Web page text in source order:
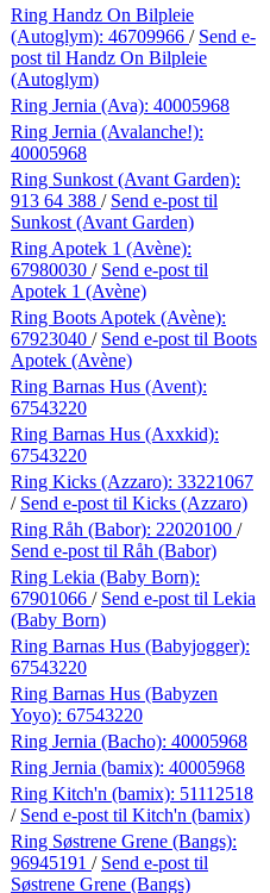
Ring Handz On Bilpleie
(Autoglym): 46709966 / Send e-
post til Handz On Bilpleie
(Autoglym)
Ring Jernia (Ava): 40005968
Ring Jernia (Avalanche!):
40005968
Ring Sunkost (Avant Garden):
913 64 388 / Send e-post til
Sunkost (Avant Garden)
Ring Apotek 1 (Avène):
67980030 / Send e-post til
Apotek 1 (Avène)
Ring Boots Apotek (Avène):
67923040 / Send e-post til Boots
Apotek (Avène)
Ring Barnas Hus (Avent):
67543220
Ring Barnas Hus (Axxkid):
67543220
Ring Kicks (Azzaro): 33221067
/ Send e-post til Kicks (Azzaro)
Ring Råh (Babor): 22020100 /
Send e-post til Råh (Babor)
Ring Lekia (Baby Born):
67901066 / Send e-post til Lekia
(Baby Born)
Ring Barnas Hus (Babyjogger):
67543220
Ring Barnas Hus (Babyzen
Yoyo): 67543220
Ring Jernia (Bacho): 40005968
Ring Jernia (bamix): 40005968
Ring Kitch'n (bamix): 51112518
/ Send e-post til Kitch'n (bamix)
Ring Søstrene Grene (Bangs):
96945191 / Send e-post til
Søstrene Grene (Bangs)